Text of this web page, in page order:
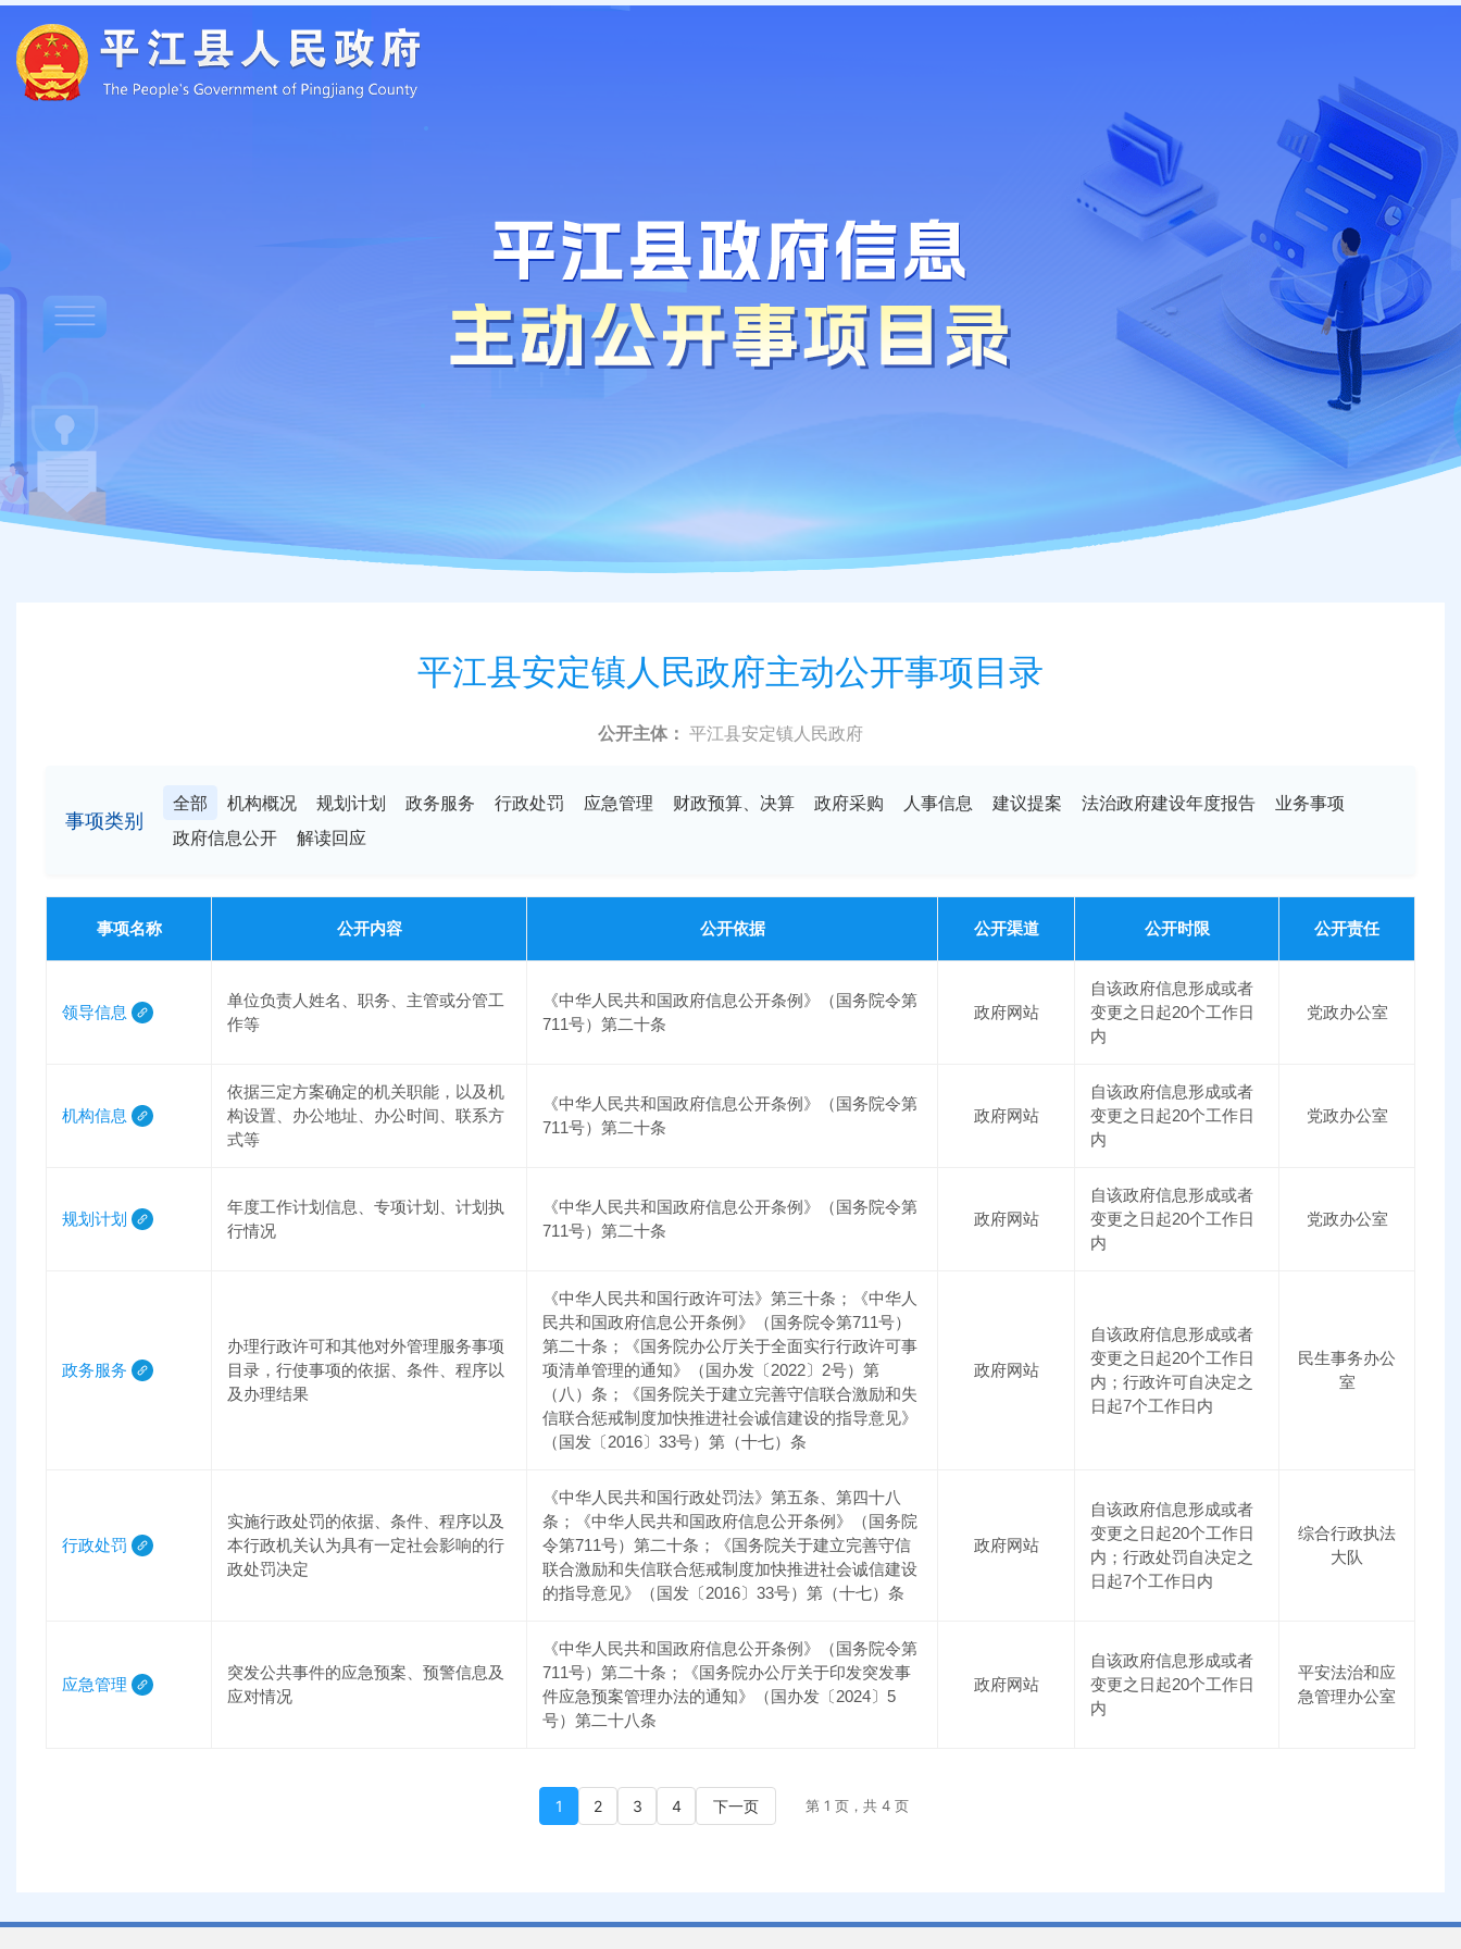
平江县安定镇人民政府主动公开事项目录
公开主体： 平江县安定镇人民政府
事项类别
全部 机构概况 规划计划 政务服务 行政处罚 应急管理 财政预算、决算 政府采购 人事信息 建议提案 法治政府建设年度报告
业务事项
政府信息公开
解读回应
事项名称 公开内容 公开依据 公开渠道 公开时限 公开责任
领导信息
单位负责人姓名、职务、主管或分管工
作等
《中华人民共和国政府信息公开条例》（国务院令第
711号）第二十条
政府网站
自该政府信息形成或者
变更之日起20个工作日
内
党政办公室
机构信息
依据三定方案确定的机关职能，以及机
构设置、办公地址、办公时间、联系方
式等
《中华人民共和国政府信息公开条例》（国务院令第
711号）第二十条
政府网站
自该政府信息形成或者
变更之日起20个工作日
内
党政办公室
规划计划
年度工作计划信息、专项计划、计划执
行情况
《中华人民共和国政府信息公开条例》（国务院令第
711号）第二十条
政府网站
自该政府信息形成或者
变更之日起20个工作日
内
党政办公室
政务服务
办理行政许可和其他对外管理服务事项
目录，行使事项的依据、条件、程序以
及办理结果
《中华人民共和国行政许可法》第三十条；《中华人
民共和国政府信息公开条例》（国务院令第711号）
第二十条；《国务院办公厅关于全面实行行政许可事
项清单管理的通知》（国办发〔2022〕2号）第
（八）条；《国务院关于建立完善守信联合激励和失
信联合惩戒制度加快推进社会诚信建设的指导意见》
（国发〔2016〕33号）第（十七）条
政府网站
自该政府信息形成或者
变更之日起20个工作日
内；行政许可自决定之
日起7个工作日内
民生事务办公
室
行政处罚
实施行政处罚的依据、条件、程序以及
本行政机关认为具有一定社会影响的行
政处罚决定
《中华人民共和国行政处罚法》第五条、第四十八
条；《中华人民共和国政府信息公开条例》（国务院
令第711号）第二十条；《国务院关于建立完善守信
联合激励和失信联合惩戒制度加快推进社会诚信建设
的指导意见》（国发〔2016〕33号）第（十七）条
政府网站
自该政府信息形成或者
变更之日起20个工作日
内；行政处罚自决定之
日起7个工作日内
综合行政执法
大队
应急管理
突发公共事件的应急预案、预警信息及
应对情况
《中华人民共和国政府信息公开条例》（国务院令第
711号）第二十条；《国务院办公厅关于印发突发事
件应急预案管理办法的通知》（国办发〔2024〕5
号）第二十八条
政府网站
自该政府信息形成或者
变更之日起20个工作日
内
平安法治和应
急管理办公室
1 2 3 4 下一页 第 1 页，共 4 页